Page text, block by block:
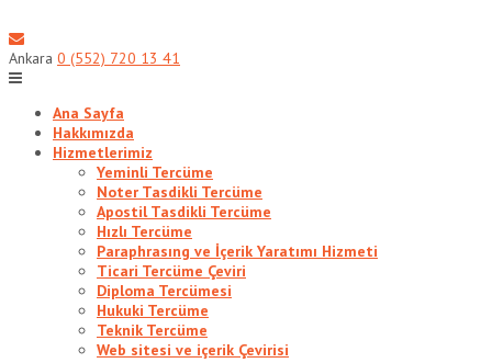
to
content
Ankara 0 (552) 720 13 41
Ana Sayfa
Hakkımızda
Hizmetlerimiz
Yeminli Tercüme
Noter Tasdikli Tercüme
Apostil Tasdikli Tercüme
Hızlı Tercüme
Paraphrasıng ve İçerik Yaratımı Hizmeti
Ticari Tercüme Çeviri
Diploma Tercümesi
Hukuki Tercüme
Teknik Tercüme
Web sitesi ve içerik Çevirisi